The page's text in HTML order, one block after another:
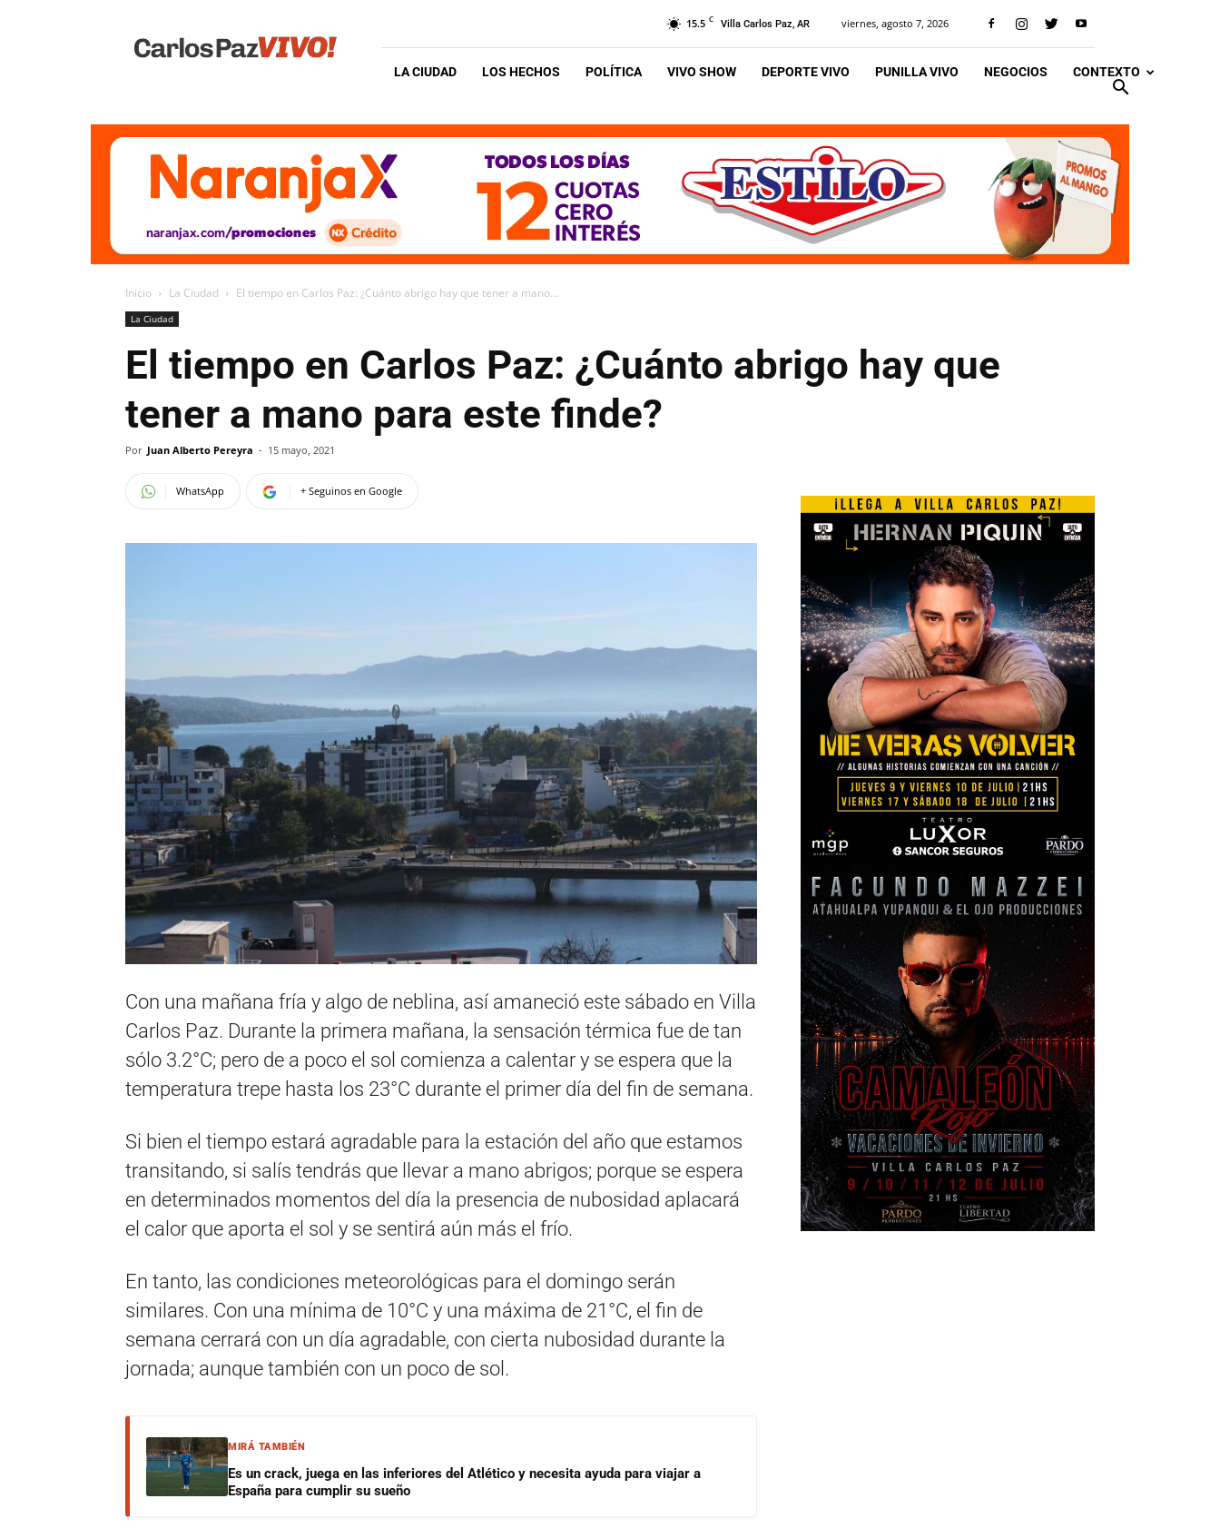
Vivo
15.5 C Villa Carlos Paz, AR viernes, agosto 7, 2026
LA CIUDAD LOS HECHOS POLÍTICA VIVO SHOW DEPORTE VIVO PUNILLA VIVO NEGOCIOS CONTEXTO
Inicio La Ciudad El tiempo en Carlos Paz: ¿Cuánto abrigo hay que tener a mano...
La Ciudad
El tiempo en Carlos Paz: ¿Cuánto abrigo hay que
tener a mano para este finde?
Por Juan Alberto Pereyra - 15 mayo, 2021
WhatsApp + Seguinos en Google
Con una mañana fría y algo de neblina, así amaneció este sábado en Villa
Carlos Paz. Durante la primera mañana, la sensación térmica fue de tan
sólo 3.2°C; pero de a poco el sol comienza a calentar y se espera que la
temperatura trepe hasta los 23°C durante el primer día del fin de semana.
Si bien el tiempo estará agradable para la estación del año que estamos
transitando, si salís tendrás que llevar a mano abrigos; porque se espera
en determinados momentos del día la presencia de nubosidad aplacará
el calor que aporta el sol y se sentirá aún más el frío.
En tanto, las condiciones meteorológicas para el domingo serán
similares. Con una mínima de 10°C y una máxima de 21°C, el fin de
semana cerrará con un día agradable, con cierta nubosidad durante la
jornada; aunque también con un poco de sol.
MIRÁ TAMBIÉN
Es un crack, juega en las inferiores del Atlético y necesita ayuda para viajar a
España para cumplir su sueño